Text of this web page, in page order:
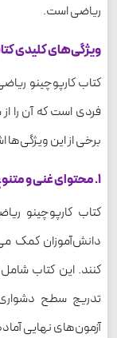
ریاضی است.
ویژگی‌های کلیدی
کتاب کارپوچینو
فردی است که آن را
برخی از این ویژگی‌ها
1. محتوای غنی و متنوع
کتاب کارپوچینو
دانش‌آموزان کمک
کنند. این کتاب
تدریج سطح دشواری
آزمون‌های نهایی